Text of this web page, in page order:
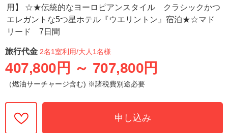
用】 ☆★伝統的なヨーロピアンスタイル クラシックかつ
エレガントな5つ星ホテル『ウエリントン』宿泊★☆マド
リード 7日間
旅行代金 2名1室利用/大人1名様
407,800円 ～ 707,800円
（燃油サーチャージ含む) ※諸税費別途必要
申し込み